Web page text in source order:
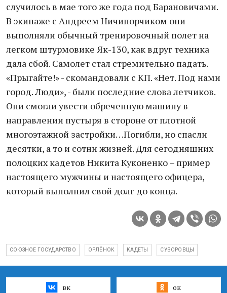
случилось в мае того же года под Барановичами.
В экипаже с Андреем Ничипорчиком они
выполняли обычный тренировочный полет на
легком штурмовике Як-130, как вдруг техника
дала сбой. Самолет стал стремительно падать.
«Прыгайте!» - скомандовали с КП. «Нет. Под нами
город. Люди», - были последние слова летчиков.
Они смогли увести обреченную машину в
направлении пустыря в стороне от плотной
многоэтажной застройки…Погибли, но спасли
десятки, а то и сотни жизней. Для сегодняшних
полоцких кадетов Никита Куконенко – пример
настоящего мужчины и настоящего офицера,
который выполнил свой долг до конца.
СОЮЗНОЕ ГОСУДАРСТВО ОРЛЁНОК КАДЕТЫ СУВОРОВЦЫ
вк ок